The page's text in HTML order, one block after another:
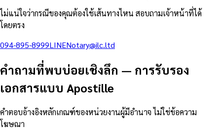
ไม่แน่ใจว่ากรณีของคุณต้องใช้เส้นทางไหน สอบถามเจ้าหน้าที่ได้
โดยตรง
094-895-8999LINENotary@ilc.ltd
คำถามที่พบบ่อยเชิงลึก — การรับรอง
เอกสารแบบ Apostille
คำตอบอ้างอิงหลักเกณฑ์ของหน่วยงานผู้มีอำนาจ ไม่ใช่ข้อความ
โฆษณา